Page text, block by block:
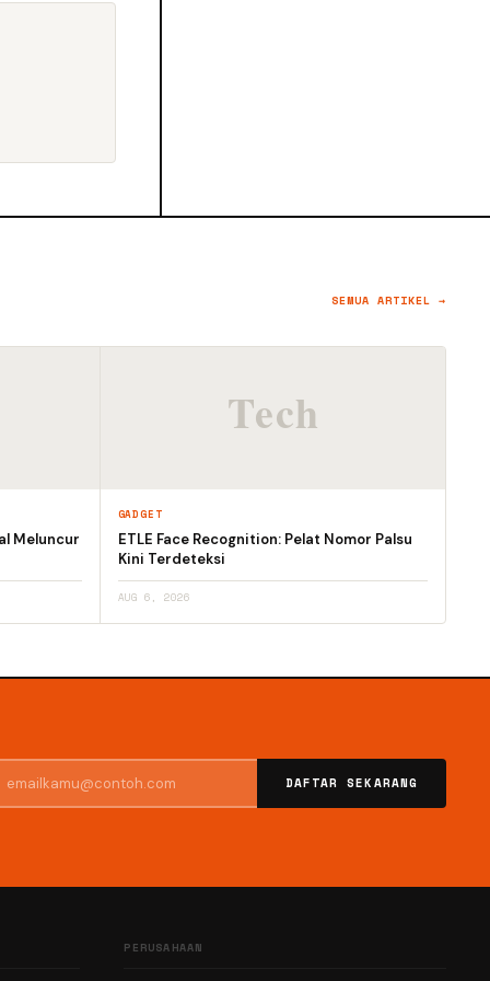
SEMUA ARTIKEL →
Meluncur
GADGET
ETLE Face Recognition: Pelat Nomor Palsu
Kini Terdeteksi
AUG 6, 2026
DAFTAR SEKARANG
PERUSAHAAN